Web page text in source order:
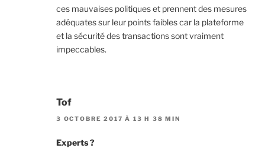
ces mauvaises politiques et prennent des mesures
adéquates sur leur points faibles car la plateforme
et la sécurité des transactions sont vraiment
impeccables.
Tof
3 OCTOBRE 2017 À 13 H 38 MIN
Experts ?